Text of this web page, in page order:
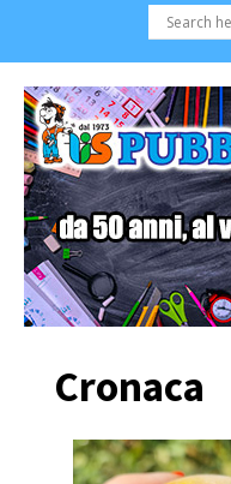
Cronaca